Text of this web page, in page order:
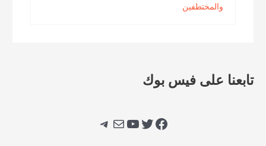
والمختطفين
تابعنا على فيس بوك
فيسبوك تويتر يوتيوببريد تيليجرام